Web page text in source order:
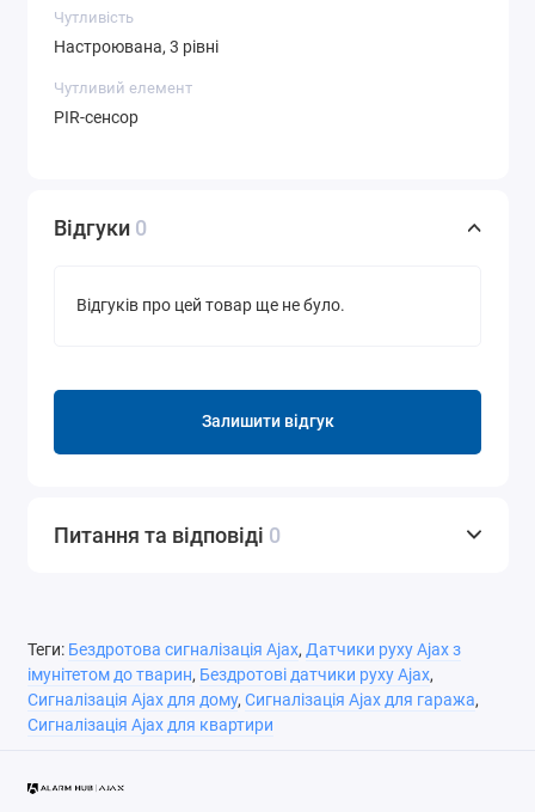
Чутливість
Настроювана, 3 рівні
Чутливий елемент
PIR-сенсор
Відгуки 0
Відгуків про цей товар ще не було.
Залишити відгук
Питання та відповіді 0
Теги: Бездротова сигналізація Ajax, Датчики руху Ajax з
імунітетом до тварин, Бездротові датчики руху Ajax,
Сигналізація Ajax для дому, Сигналізація Ajax для гаража,
Сигналізація Ajax для квартири